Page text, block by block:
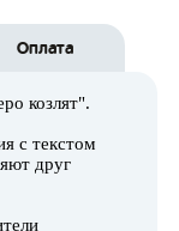
Оплата
козлят".
с текстом
друг